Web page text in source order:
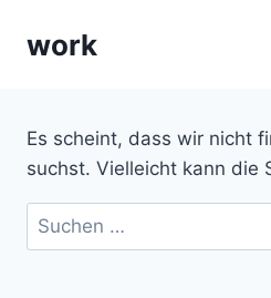
Inhaltwork
Es scheint, dass wir nicht
suchst. Vielleicht kann die
Suche
nach: